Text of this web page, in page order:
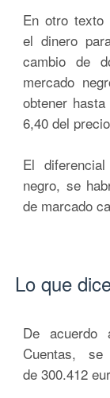
En otro texto
el dinero
cambio de
mercado
obtener
6,40 del
El
negro, se
de marcado
Lo que
De acuerdo
Cuentas,
de 300.412